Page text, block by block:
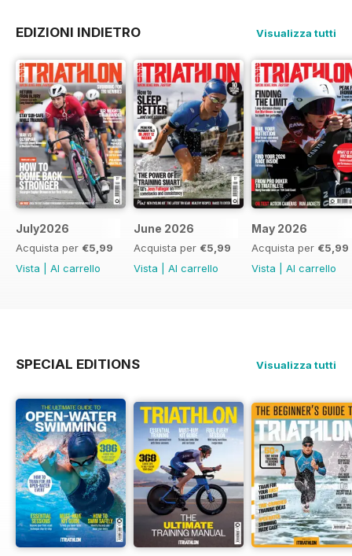
EDIZIONI INDIETRO Visualizza tutti
July2026
Acquista per €5,99
Vista
Al carrello
June 2026
Acquista per €5,99
Vista
Al carrello
May 2026
Acquista per €5,99
Vista
Al carrello
SPECIAL EDITIONS Visualizza tutti